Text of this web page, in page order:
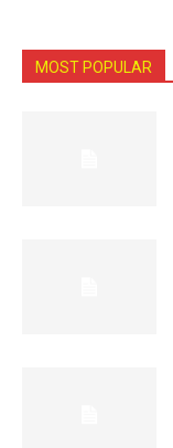
MOST POPULAR